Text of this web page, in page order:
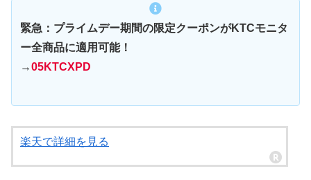
緊急：プライムデー期間の限定クーポンがKTCモニタ
ー全商品に適用可能！
→05KTCXPD
楽天で詳細を見る